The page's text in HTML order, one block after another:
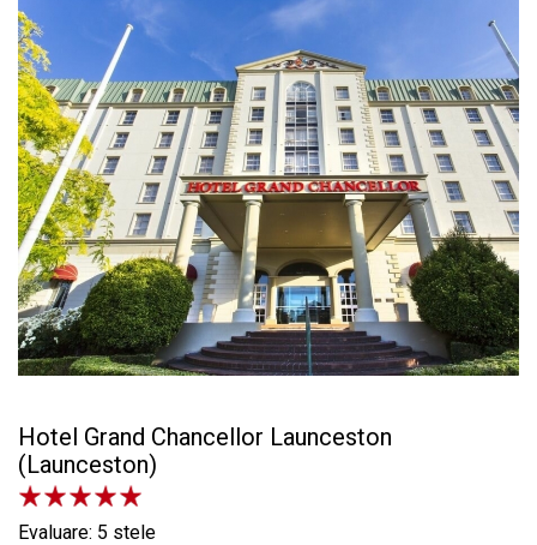
Hotel Grand Chancellor Launceston
(Launceston)
Evaluare: 5 stele